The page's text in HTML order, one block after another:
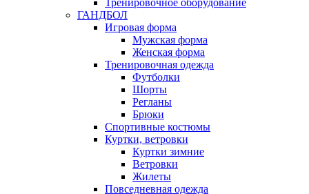
Тренировочное оборудование
ГАНДБОЛ
Игровая форма
Мужская форма
Женская форма
Тренировочная одежда
Футболки
Шорты
Регланы
Брюки
Спортивные костюмы
Куртки, ветровки
Куртки зимние
Ветровки
Жилеты
Повседневная одежда